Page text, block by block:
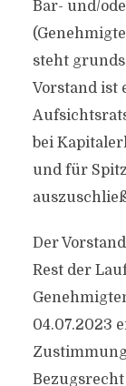
Bar- und/
steht
Vorstand ist
bei
und für
Der
Rest der
04.07.2023
Bezugsrecht